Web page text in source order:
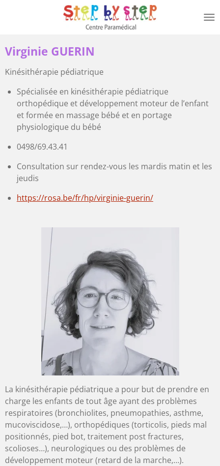
principal
Virginie GUERIN
Kinésithérapie pédiatrique
Spécialisée en kinésithérapie pédiatrique
orthopédique et développement moteur de l’enfant
et formée en massage bébé et en portage
physiologique du bébé
0498/69.43.41
Consultation sur rendez-vous les mardis matin et les
jeudis
https://rosa.be/fr/hp/virginie-guerin/
La kinésithérapie pédiatrique a pour but de prendre en
charge les enfants de tout âge ayant des problèmes
respiratoires (bronchiolites, pneumopathies, asthme,
mucoviscidose,…), orthopédiques (torticolis, pieds mal
positionnés, pied bot, traitement post fractures,
scolioses…), neurologiques ou des problèmes de
développement moteur (retard de la marche,…).